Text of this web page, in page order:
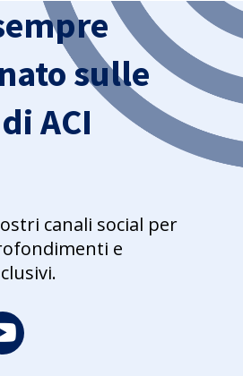
sulle
ACI
canali social per
e